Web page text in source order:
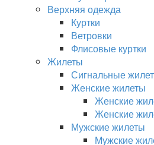
Верхняя одежда
Куртки
Ветровки
Флисовые куртки
Жилеты
Сигнальные
Женские жилеты
Женские
Женские
Мужские жилеты
Мужские